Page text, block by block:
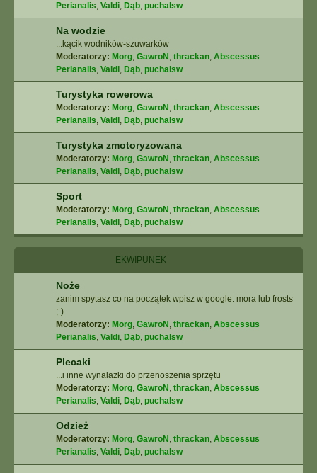
Perianalis, Valdi, Dąb, puchalsw
Na wodzie
...kącik wodników-szuwarków
Moderatorzy: Morg, GawroN , thrackan, Abscessus
Perianalis, Valdi, Dąb, puchalsw
Turystyka rowerowa
Moderatorzy: Morg, GawroN , thrackan, Abscessus
Perianalis, Valdi, Dąb, puchalsw
Turystyka zmotoryzowana
Moderatorzy: Morg, GawroN , thrackan, Abscessus
Perianalis, Valdi, Dąb, puchalsw
Sport
Moderatorzy: Morg, GawroN , thrackan, Abscessus
Perianalis, Valdi, Dąb, puchalsw
EKWIPUNEK
Noże
zanim spytasz co na początek wpisz w google: mora lub frosts
;-)
Moderatorzy: Morg, GawroN , thrackan, Abscessus
Perianalis, Valdi, Dąb, puchalsw
Plecaki
...i inne wynalazki do przenoszenia sprzętu
Moderatorzy: Morg, GawroN , thrackan, Abscessus
Perianalis, Valdi, Dąb, puchalsw
Odzież
Moderatorzy: Morg, GawroN , thrackan, Abscessus
Perianalis, Valdi, Dąb, puchalsw